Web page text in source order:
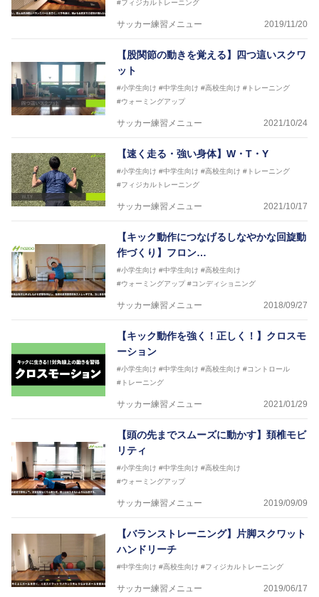
#フィジカルトレーニング
サッカー練習メニュー 2019/11/20
【股関節の動きを覚える】四つ這いスクワ
ット
#小学生向け #中学生向け #高校生向け #トレーニング
#ウォーミングアップ
サッカー練習メニュー 2021/10/24
【速く走る・強い身体】W・T・Y
#小学生向け #中学生向け #高校生向け #トレーニング
#フィジカルトレーニング
サッカー練習メニュー 2021/10/17
【キック動作につなげるしなやかな回旋動
作づくり】フロン…
#小学生向け #中学生向け #高校生向け
#ウォーミングアップ #コンディショニング
サッカー練習メニュー 2018/09/27
【キック動作を強く！正しく！】クロスモ
ーション
#小学生向け #中学生向け #高校生向け #コントロール
#トレーニング
サッカー練習メニュー 2021/01/29
【頭の先までスムーズに動かす】頚椎モビ
リティ
#小学生向け #中学生向け #高校生向け
#ウォーミングアップ
サッカー練習メニュー 2019/09/09
【バランストレーニング】片脚スクワット
ハンドリーチ
#中学生向け #高校生向け #フィジカルトレーニング
サッカー練習メニュー 2019/06/17